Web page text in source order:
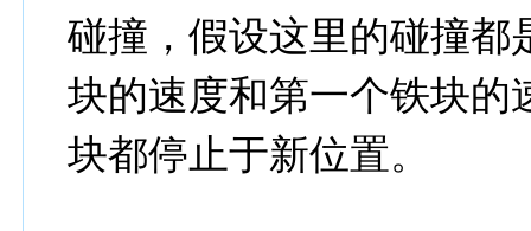
碰撞，假设这里的碰撞都
块的速度和第一个铁块的
块都停止于新位置。